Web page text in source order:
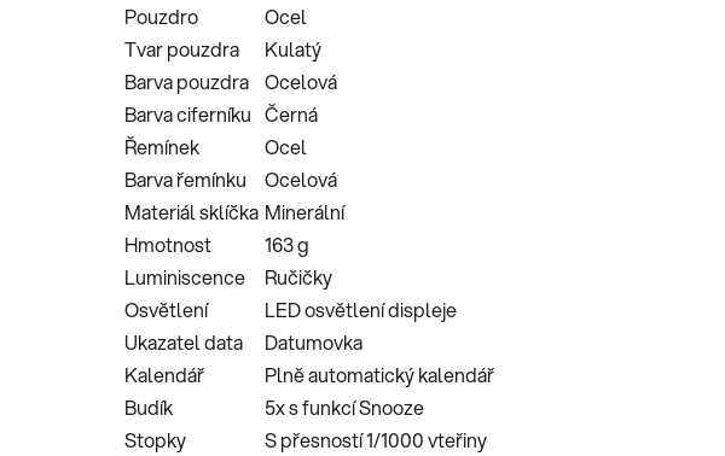
Pouzdro
Ocel
Tvar pouzdra
Kulatý
Barva pouzdra Ocelová
Barva ciferníku Černá
Řemínek
Ocel
Barva řemínku
Ocelová
Materiál sklíčka Minerální
Hmotnost
163 g
Luminiscence
Ručičky
Osvětlení
LED osvětlení displeje
Ukazatel data
Datumovka
Kalendář
Plně automatický kalendář
Budík
5x s funkcí Snooze
Stopky
S přesností 1/1000 vteřiny